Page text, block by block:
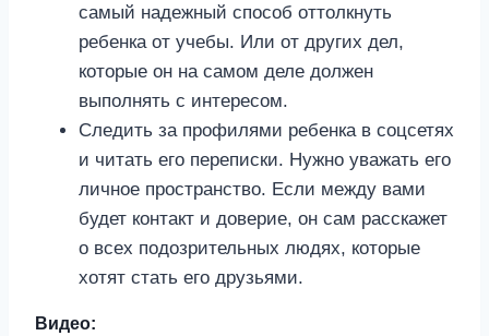
самый надежный способ оттолкнуть
ребенка от учебы. Или от других дел,
которые он на самом деле должен
выполнять с интересом.
Следить за профилями ребенка в соцсетях
и читать его переписки. Нужно уважать его
личное пространство. Если между вами
будет контакт и доверие, он сам расскажет
о всех подозрительных людях, которые
хотят стать его друзьями.
Видео: